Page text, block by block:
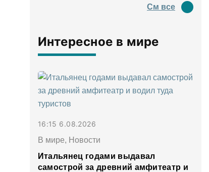
См все
Интересное в мире
16:15 6.08.2026
В мире, Новости
Итальянец годами выдавал
самострой за древний амфитеатр и